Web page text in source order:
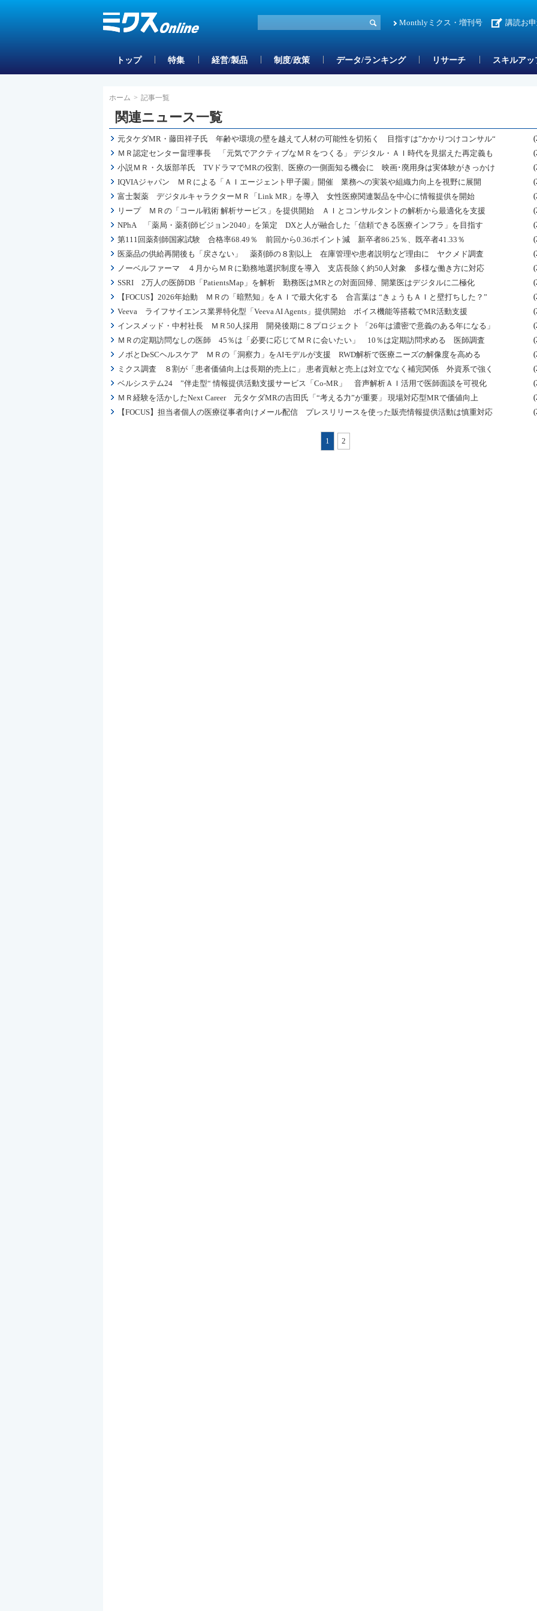
Monthlyミクス・増刊号 講読お
トップ 特集 経営/製品 制度/政策 データ/ランキング リサーチ スキルア
ホーム > 記事一覧
関連ニュース一覧
元タケダMR・藤田祥子氏 年齢や環境の壁を越えて人材の可能性を切拓く 目指すは”かかりつけコンサル“
ＭＲ認定センター畠理事長 「元気でアクティブなＭＲをつくる」 デジタル・ＡＩ時代を見据えた再定義も
小説ＭＲ・久坂部羊氏 TVドラマでMRの役割、医療の一側面知る機会に 映画･廃用身は実体験がきっかけ
IQVIAジャパン ＭＲによる「ＡＩエージェント甲子園」開催 業務への実装や組織力向上を視野に展開
富士製薬 デジタルキャラクターＭＲ「Link MR」を導入 女性医療関連製品を中心に情報提供を開始
リープ ＭＲの「コール戦術 解析サービス」を提供開始 ＡＩとコンサルタントの解析から最適化を支援
NPhA 「薬局・薬剤師ビジョン2040」を策定 DXと人が融合した「信頼できる医療インフラ」を目指す
第111回薬剤師国家試験 合格率68.49％ 前回から0.36ポイント減 新卒者86.25％、既卒者41.33％
医薬品の供給再開後も「戻さない」 薬剤師の８割以上 在庫管理や患者説明など理由に ヤクメド調査
ノーベルファーマ ４月からＭＲに勤務地選択制度を導入 支店長除く約50人対象 多様な働き方に対応
SSRI 2万人の医師DB「PatientsMap」を解析 勤務医はMRとの対面回帰、開業医はデジタルに二極化
【FOCUS】2026年始動 ＭＲの「暗黙知」をＡＩで最大化する 合言葉は “きょうもＡＩと壁打ちした？”
Veeva ライフサイエンス業界特化型「Veeva AI Agents」提供開始 ボイス機能等搭載でMR活動支援
インスメッド・中村社長 ＭＲ50人採用 開発後期に８プロジェクト 「26年は濃密で意義のある年になる」
ＭＲの定期訪問なしの医師 45％は「必要に応じてＭＲに会いたい」 10％は定期訪問求める 医師調査
ノボとDeSCヘルスケア ＭＲの「洞察力」をAIモデルが支援 RWD解析で医療ニーズの解像度を高める
ミクス調査 ８割が「患者価値向上は長期的売上に」 患者貢献と売上は対立でなく補完関係 外資系で強く
ベルシステム24 ”伴走型“ 情報提供活動支援サービス「Co-MR」 音声解析ＡＩ活用で医師面談を可視化
ＭＲ経験を活かしたNext Career 元タケダMRの吉田氏「“考える力”が重要」 現場対応型MRで価値向上
【FOCUS】担当者個人の医療従事者向けメール配信 プレスリリースを使った販売情報提供活動は慎重対応
1 2